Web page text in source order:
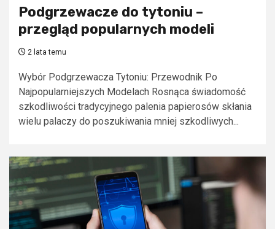
Podgrzewacze do tytoniu –
przegląd popularnych modeli
2 lata temu
Wybór Podgrzewacza Tytoniu: Przewodnik Po
Najpopularniejszych Modelach Rosnąca świadomość
szkodliwości tradycyjnego palenia papierosów skłania
wielu palaczy do poszukiwania mniej szkodliwych...